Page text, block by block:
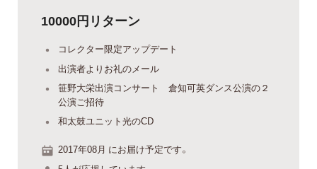
10000円リターン
コレクター限定アップデート
出演者よりお礼のメール
笹野大栄出演コンサート 倉知可英ダンス公演の２
公演ご招待
和太鼓ユニット光のCD
2017年08月 にお届け予定です。